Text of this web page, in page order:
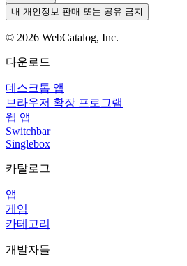
내 개인정보 판매 또는 공유 금지
© 2026 WebCatalog, Inc.
다운로드
데스크톱 앱
브라우저 확장 프로그램
웹 앱
Switchbar
Singlebox
카탈로그
앱
게임
카테고리
개발자들